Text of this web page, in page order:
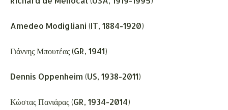
Amedeo Modigliani (IT, 1884-1920)
Γιάννης Μπουτέας (GR, 1941)
Dennis Oppenheim (US, 1938-2011)
Κώστας Πανιάρας (GR, 1934-2014)